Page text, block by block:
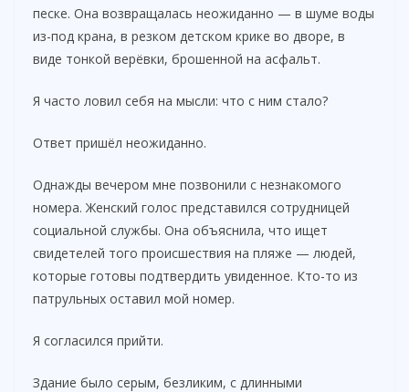
песке. Она возвращалась неожиданно — в шуме воды
из-под крана, в резком детском крике во дворе, в
виде тонкой верёвки, брошенной на асфальт.
Я часто ловил себя на мысли: что с ним стало?
Ответ пришёл неожиданно.
Однажды вечером мне позвонили с незнакомого
номера. Женский голос представился сотрудницей
социальной службы. Она объяснила, что ищет
свидетелей того происшествия на пляже — людей,
которые готовы подтвердить увиденное. Кто-то из
патрульных оставил мой номер.
Я согласился прийти.
Здание было серым, безликим, с длинными